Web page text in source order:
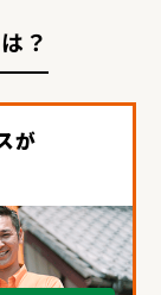
？
が